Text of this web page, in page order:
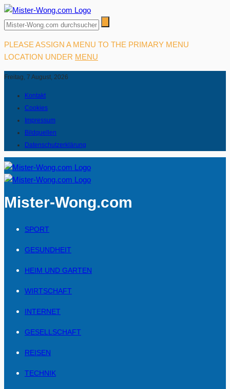
PLEASE ASSIGN A MENU TO THE PRIMARY MENU
LOCATION UNDER MENU
Freitag, 7 August, 2026
Kontakt
Cookies
Impressum
Bildquellen
Datenschutzerklärung
Mister-Wong.com
SPORT
GESUNDHEIT
HEIM UND GARTEN
WIRTSCHAFT
INTERNET
GESELLSCHAFT
REISEN
TECHNIK